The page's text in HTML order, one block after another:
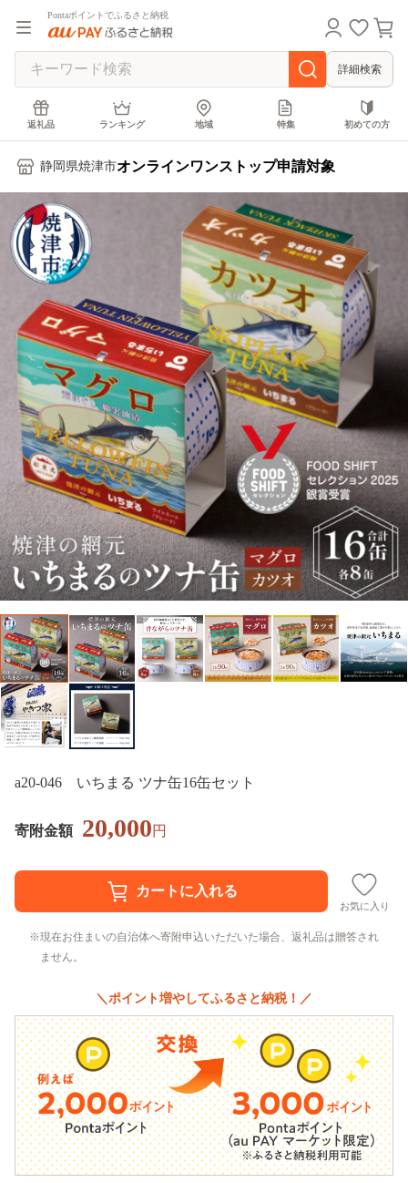
Pontaポイントでふるさと納税
詳細検索
返礼品 ランキング 地域 特集 初めての方
静岡県焼津市オンラインワンストップ申請対象
a20-046 いちまる ツナ缶16缶セット
寄附金額 20,000円
お気に入り
現在お住まいの自治体へ寄附申込いただいた場合、返礼品は贈答され
ません。
＼ポイント増やしてふるさと納税！／